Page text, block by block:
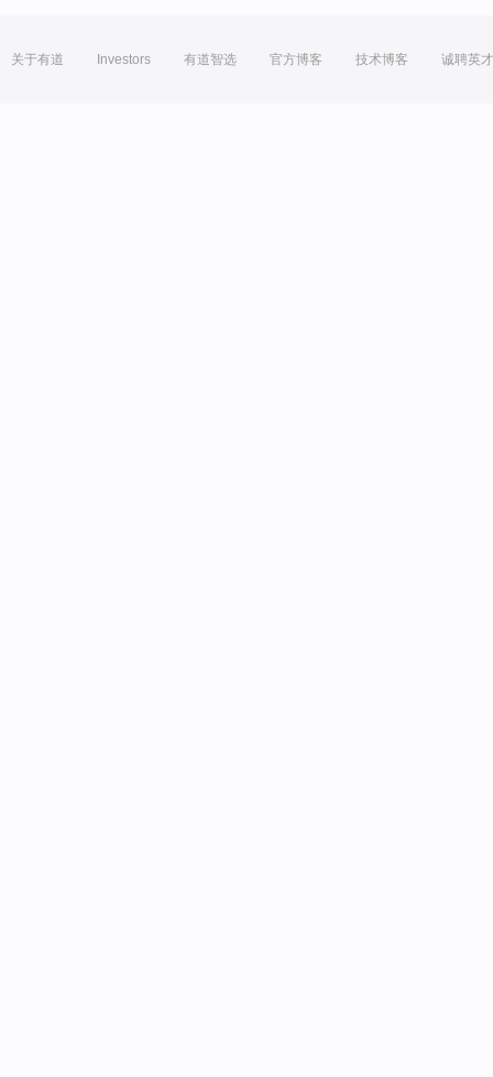
关于有道 Investors 有道智选 官方博客 技术博客 诚聘英才